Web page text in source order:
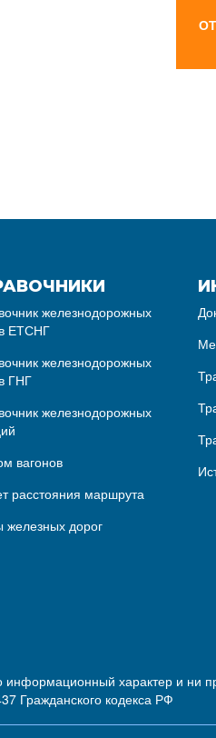
железнодорожных
ЕТСНГ
железнодорожных
ГНГ
железнодорожных
вагонов
расстояния маршрута
железных дорог
характер и
Гражданского кодекса РФ